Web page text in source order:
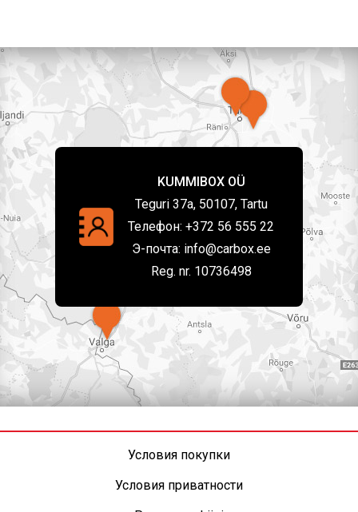
KUMMIBOX OÜ
Teguri 37a, 50107, Tartu
Телефон: +372 56 555 22
Э-почта: info@carbox.ee
Reg. nr. 10736498
Условия покупки
Условия приватности